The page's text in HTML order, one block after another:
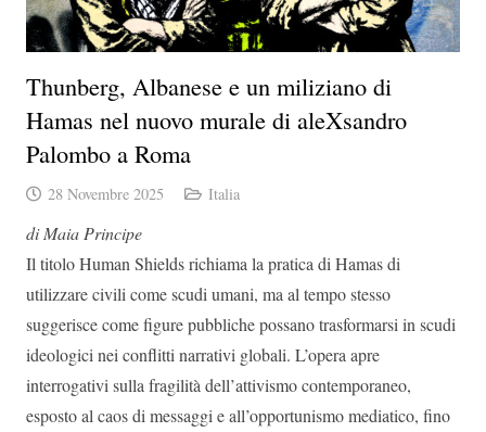
Thunberg, Albanese e un miliziano di
Hamas nel nuovo murale di aleXsandro
Palombo a Roma
28 Novembre 2025 Italia
di Maia Principe
Il titolo Human Shields richiama la pratica di Hamas di
utilizzare civili come scudi umani, ma al tempo stesso
suggerisce come figure pubbliche possano trasformarsi in scudi
ideologici nei conflitti narrativi globali. L’opera apre
interrogativi sulla fragilità dell’attivismo contemporaneo,
esposto al caos di messaggi e all’opportunismo mediatico, fino